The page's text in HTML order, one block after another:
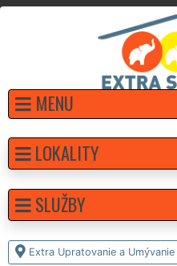
MENU
Extra Upratovanie a
LOKALITY
SLUŽBY